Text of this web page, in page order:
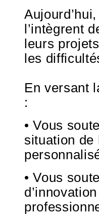
l’intègrent
leurs
les
En versant
:
• Vous
situation de
• Vous